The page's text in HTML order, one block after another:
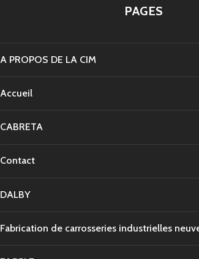
PAGES
A PROPOS DE LA CIM
Accueil
CABRETA
Contact
DALBY
Fabrication de carrosseries industrielles